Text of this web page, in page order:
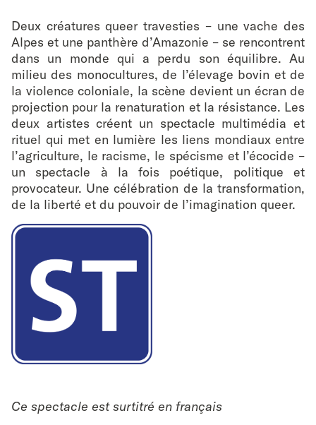
Deux créatures queer travesties – une vache des
Alpes et une panthère d’Amazonie – se rencontrent
dans un monde qui a perdu son équilibre. Au
milieu des monocultures, de l’élevage bovin et de
la violence coloniale, la scène devient un écran de
projection pour la renaturation et la résistance. Les
deux artistes créent un spectacle multimédia et
rituel qui met en lumière les liens mondiaux entre
l’agriculture, le racisme, le spécisme et l’écocide –
un spectacle à la fois poétique, politique et
provocateur. Une célébration de la transformation,
de la liberté et du pouvoir de l’imagination queer.
Ce spectacle est surtitré en français